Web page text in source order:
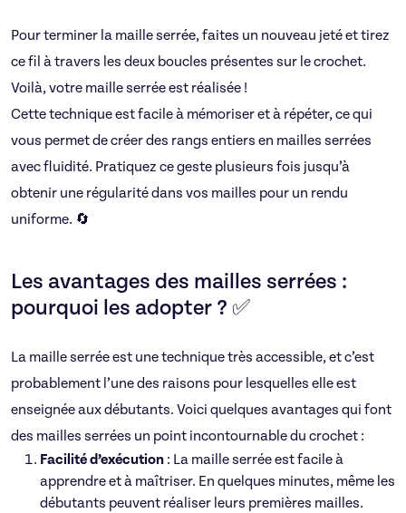
Pour terminer la maille serrée, faites un nouveau jeté et tirez
ce fil à travers les deux boucles présentes sur le crochet.
Voilà, votre maille serrée est réalisée !
Cette technique est facile à mémoriser et à répéter, ce qui
vous permet de créer des rangs entiers en mailles serrées
avec fluidité. Pratiquez ce geste plusieurs fois jusqu’à
obtenir une régularité dans vos mailles pour un rendu
uniforme. 🔄
Les avantages des mailles serrées :
pourquoi les adopter ? ✅
La maille serrée est une technique très accessible, et c’est
probablement l’une des raisons pour lesquelles elle est
enseignée aux débutants. Voici quelques avantages qui font
des mailles serrées un point incontournable du crochet :
Facilité d’exécution : La maille serrée est facile à
apprendre et à maîtriser. En quelques minutes, même les
débutants peuvent réaliser leurs premières mailles.